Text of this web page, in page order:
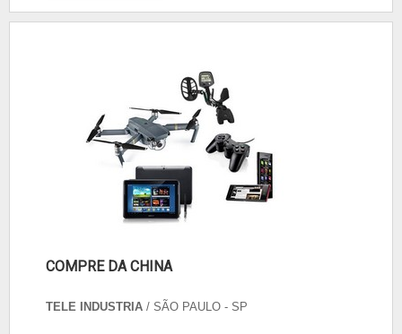
COMPRE DA CHINA
TELE INDUSTRIA / SÃO PAULO - SP